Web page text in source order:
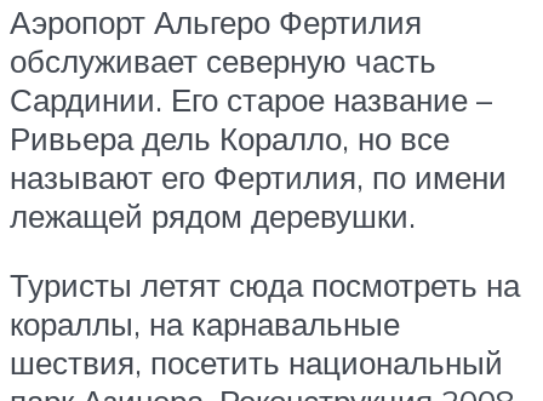
Аэропорт Альгеро Фертилия
обслуживает северную часть
Сардинии. Его старое название –
Ривьера дель Коралло, но все
называют его Фертилия, по имени
лежащей рядом деревушки.
Туристы летят сюда посмотреть на
кораллы, на карнавальные
шествия, посетить национальный